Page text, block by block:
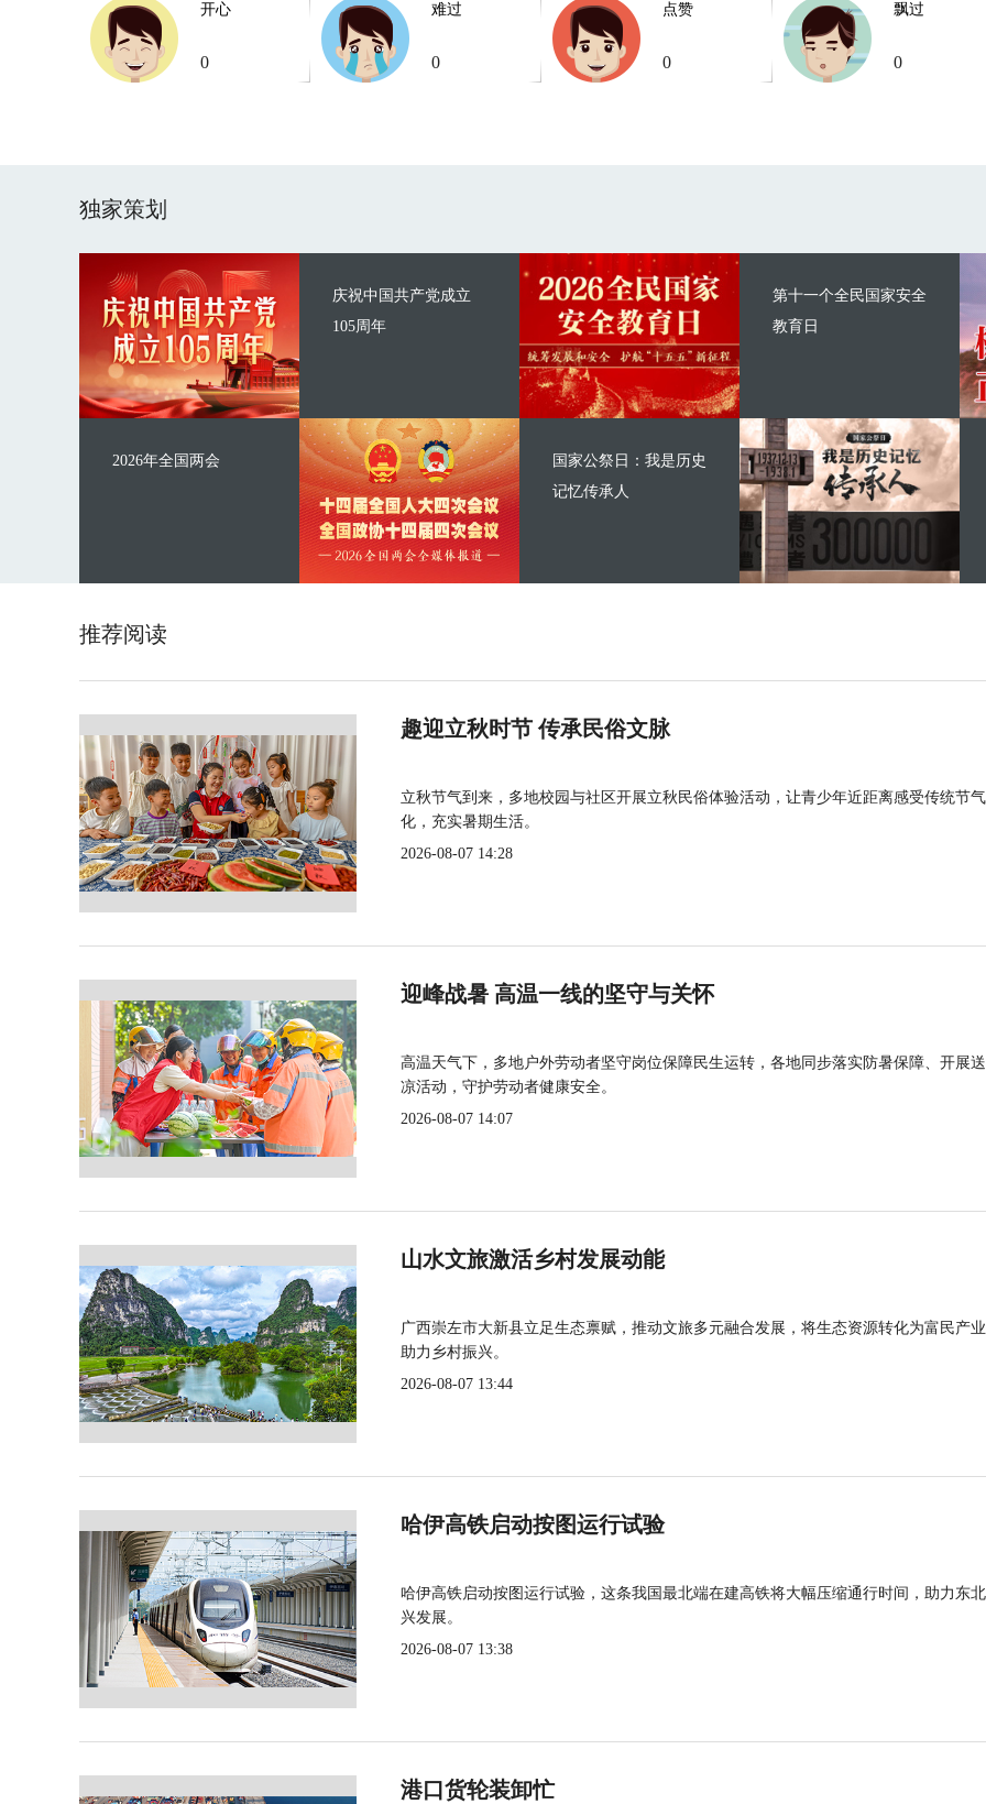
开心
0
难过
0
点赞
0
飘过
0
独家策划
庆祝中国共产党成立
105周年
2026年全国两会
第十一个全民国家安全
教育日
国家公祭日：我是历史
记忆传承人
推荐阅读
趣迎立秋时节 传承民俗文脉
立秋节气到来，多地校园与社区开展立秋民俗体验活动，让青少年近距离感受传统节
化，充实暑期生活。
2026-08-07 14:28
迎峰战暑 高温一线的坚守与关怀
高温天气下，多地户外劳动者坚守岗位保障民生运转，各地同步落实防暑保障、开展
凉活动，守护劳动者健康安全。
2026-08-07 14:07
山水文旅激活乡村发展动能
广西崇左市大新县立足生态禀赋，推动文旅多元融合发展，将生态资源转化为富民产
助力乡村振兴。
2026-08-07 13:44
哈伊高铁启动按图运行试验
哈伊高铁启动按图运行试验，这条我国最北端在建高铁将大幅压缩通行时间，助力东
兴发展。
2026-08-07 13:38
港口货轮装卸忙